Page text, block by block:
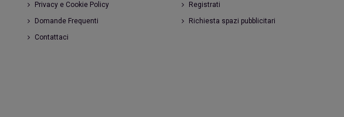
Privacy e Cookie Policy
Domande Frequenti
Contattaci
Registrati
Richiesta spazi pubblicitari